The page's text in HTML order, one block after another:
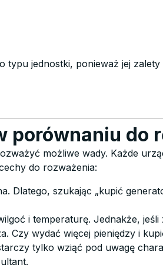
typu jednostki, ponieważ jej
porównaniu do
możliwe wady. Każde
do rozważenia:
Dlatego, szukając „kupić
i temperaturę. Jednakże,
Czy wydać więcej pieniędzy i
tylko wziąć pod uwagę
oferty i